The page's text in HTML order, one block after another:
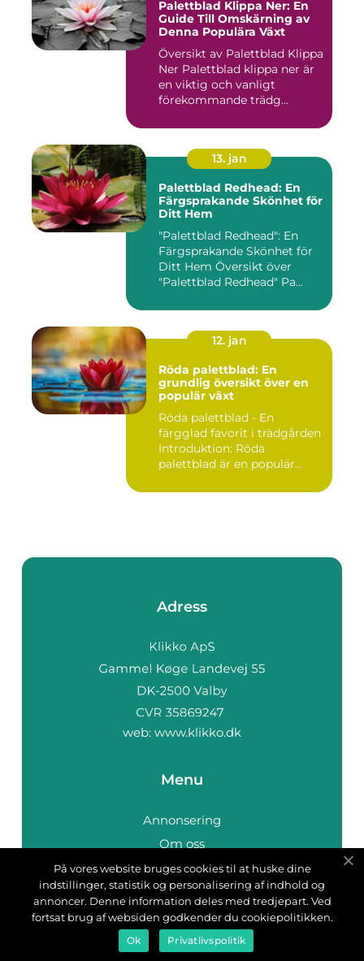
Palettblad Klippa Ner: En
Guide Till Omskärning av
Denna Populära Växt
Översikt av Palettblad Klippa
Ner Palettblad klippa ner är
en viktig och vanligt
förekommande trädg...
13. jan
Palettblad Redhead: En
Färgsprakande Skönhet för
Ditt Hem
"Palettblad Redhead": En
Färgsprakande Skönhet för
Ditt Hem Översikt över
"Palettblad Redhead" Pa...
12. jan
Röda palettblad: En
grundlig översikt över en
populär växt
Röda palettblad - En
färgglad favorit i trädgården
Introduktion: Röda
palettblad är en populär
Adress
web: www.klikko.dk
Menu
Annonsering
Om oss
Cookies
Kontakta oss
Sitemap
På vores website bruges cookies til at huske dine
indstillinger, statistik og personalisering af indhold og
annoncer. Denne information deles med tredjepart. Ved
fortsat brug af websiden godkender du cookiepolitikken.
Ok Privatlivspolitik